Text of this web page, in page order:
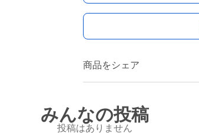
商品をシェア
みんなの投稿
投稿はありません